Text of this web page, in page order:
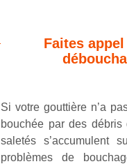
Faites
Si votre gouttière n’a
bouchée par des débris
saletés s’accumulent
problèmes de